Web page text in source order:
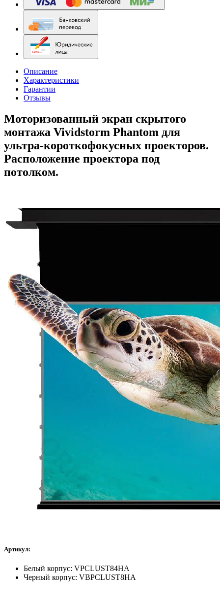
Описание
Характеристики
Гарантии
Отзывы
Моторизованный экран скрытого
монтажа Vividstorm Phantom для
ультра-короткофокусных проекторов.
Расположение проектора под
потолком.
Артикул:
Белый корпус: VPCLUST84HA
Черный корпус: VBPCLUST8HA